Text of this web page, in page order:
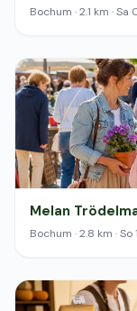
Bochum · 2.1 km ·
Melan
Bochum · 2.8 km ·